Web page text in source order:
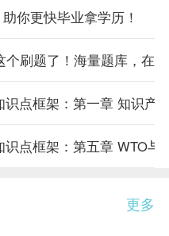
你更快毕业拿学历！
个刷题了！海量题库，在
点框架：第一章 知识产
点框架：第五章 WTO与
更多